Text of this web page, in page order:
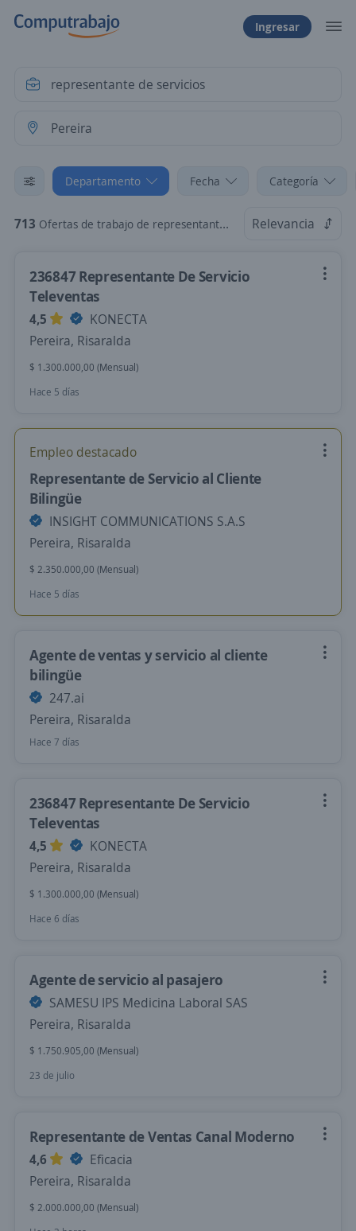
Ingresar
Departamento Fecha Categoría
713 Ofertas de trabajo de representante de servicios en Pereira, Risaralda Relevancia
236847 Representante De Servicio
Televentas
4,5
KONECTA
Pereira, Risaralda
$ 1.300.000,00 (Mensual)
Hace 5 días
Empleo destacado
Representante de Servicio al Cliente
Bilingüe
INSIGHT COMMUNICATIONS S.A.S
Pereira, Risaralda
$ 2.350.000,00 (Mensual)
Hace 5 días
Agente de ventas y servicio al cliente
bilingüe
247.ai
Pereira, Risaralda
Hace 7 días
236847 Representante De Servicio
Televentas
4,5
KONECTA
Pereira, Risaralda
$ 1.300.000,00 (Mensual)
Hace 6 días
Agente de servicio al pasajero
SAMESU IPS Medicina Laboral SAS
Pereira, Risaralda
$ 1.750.905,00 (Mensual)
23 de julio
Representante de Ventas Canal Moderno
4,6
Eficacia
Pereira, Risaralda
$ 2.000.000,00 (Mensual)